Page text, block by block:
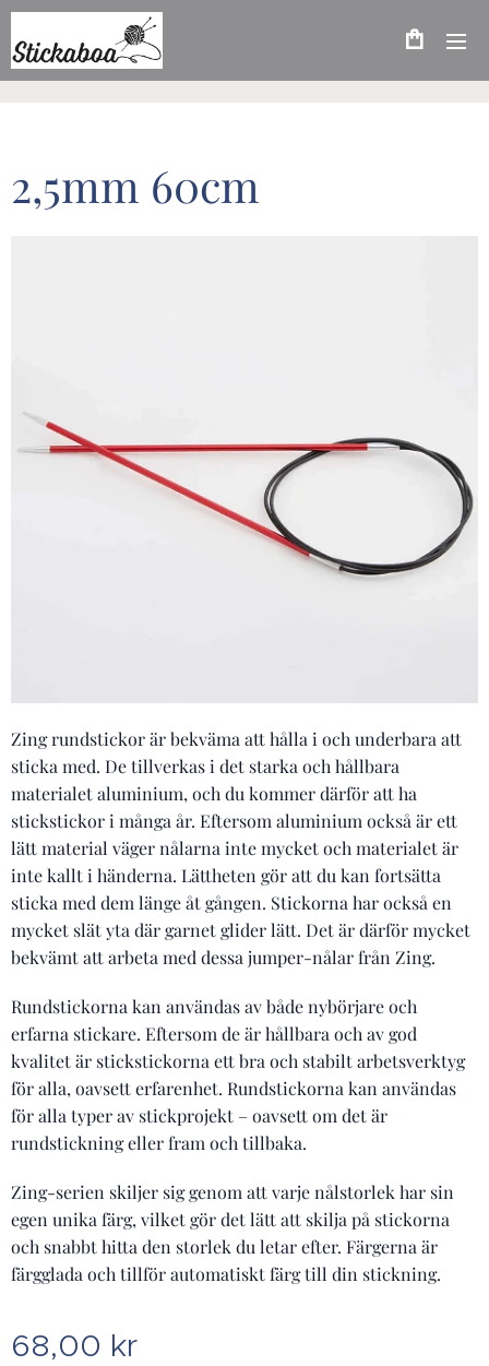
2,5mm 60cm
Zing rundstickor är bekväma att hålla i och underbara att
sticka med. De tillverkas i det starka och hållbara
materialet aluminium, och du kommer därför att ha
stickstickor i många år. Eftersom aluminium också är ett
lätt material väger nålarna inte mycket och materialet är
inte kallt i händerna. Lättheten gör att du kan fortsätta
sticka med dem länge åt gången. Stickorna har också en
mycket slät yta där garnet glider lätt. Det är därför mycket
bekvämt att arbeta med dessa jumper-nålar från Zing.
Rundstickorna kan användas av både nybörjare och
erfarna stickare. Eftersom de är hållbara och av god
kvalitet är stickstickorna ett bra och stabilt arbetsverktyg
för alla, oavsett erfarenhet. Rundstickorna kan användas
för alla typer av stickprojekt – oavsett om det är
rundstickning eller fram och tillbaka.
Zing-serien skiljer sig genom att varje nålstorlek har sin
egen unika färg, vilket gör det lätt att skilja på stickorna
och snabbt hitta den storlek du letar efter. Färgerna är
färgglada och tillför automatiskt färg till din stickning.
68,00 kr